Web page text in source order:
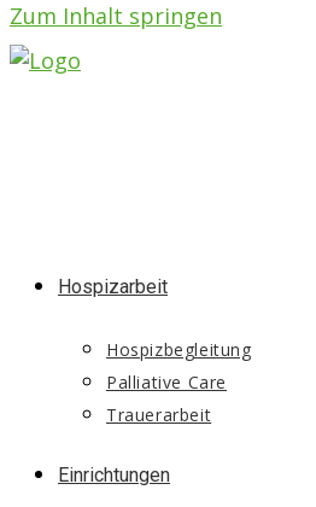
Zum Inhalt springen
Hospizarbeit
Hospizbegleitung
Palliative Care
Trauerarbeit
Einrichtungen